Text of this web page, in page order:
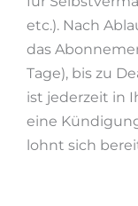
etc.). Nach
das
Tage), bis zu
ist jederzeit in
eine
lohnt sich